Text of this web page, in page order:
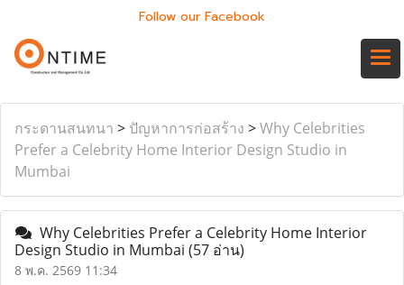
Follow our Facebook
กระดานสนทนา > ปัญหาการก่อสร้าง >Why Celebrities
Prefer a Celebrity Home Interior Design Studio in
Mumbai
Why Celebrities Prefer a Celebrity Home Interior
Design Studio in Mumbai (57 อ่าน)
8 พ.ค. 2569 11:34